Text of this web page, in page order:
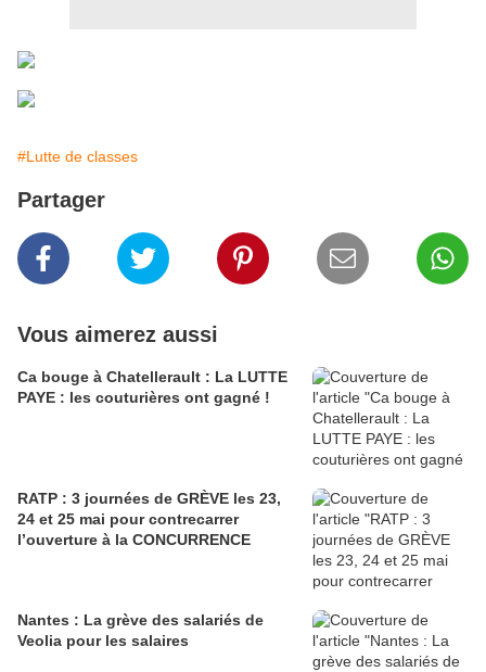
#Lutte de classes
Partager
Vous aimerez aussi
Ca bouge à Chatellerault : La LUTTE
PAYE : les couturières ont gagné !
RATP : 3 journées de GRÈVE les 23,
24 et 25 mai pour contrecarrer
l’ouverture à la CONCURRENCE
Nantes : La grève des salariés de
Veolia pour les salaires